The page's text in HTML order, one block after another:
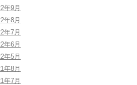
年9月
年8月
年7月
年6月
年5月
年8月
年7月